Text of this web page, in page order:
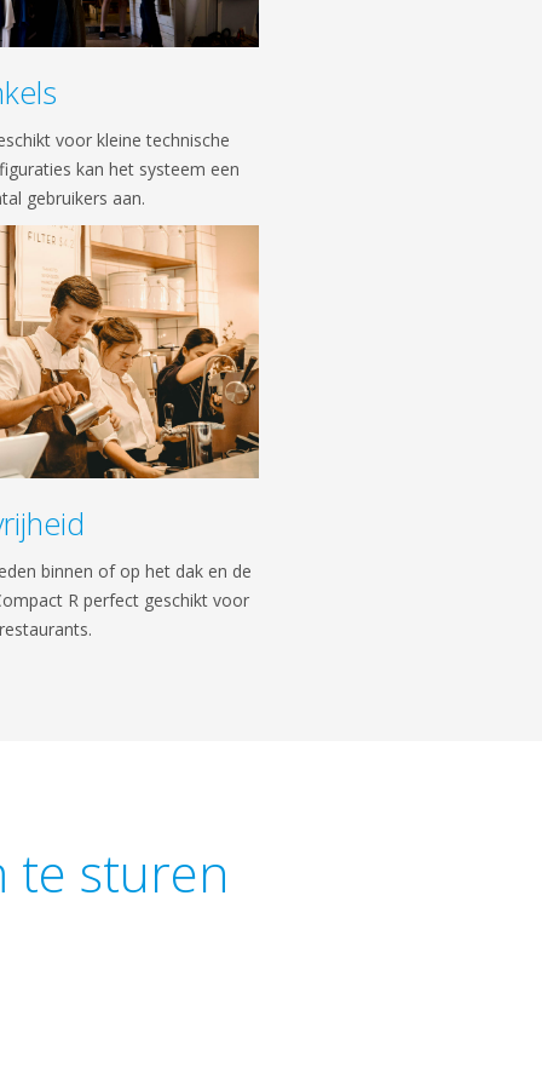
voor kleine technische
kan het systeem een
gebruikers aan.
binnen of op het dak en de
R perfect geschikt voor
te sturen